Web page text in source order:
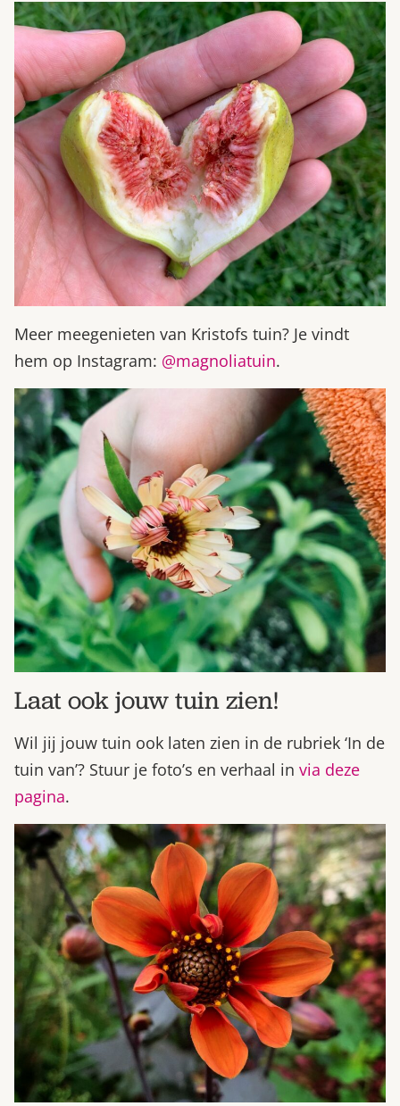
Meer meegenieten van Kristofs tuin? Je vindt
hem op Instagram: @magnoliatuin.
Laat ook jouw tuin zien!
Wil jij jouw tuin ook laten zien in de rubriek ‘In de
tuin van’? Stuur je foto’s en verhaal in via deze
pagina.